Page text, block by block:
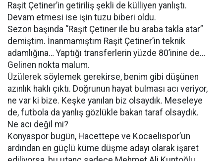
Raşit Çetiner’in getiriliş şekli de külliyen yanlıştı.
Devam etmesi ise işin tuzu biberi oldu.
Sezon başında “Raşit Çetiner ile bu araba takla atar”
demiştim. İnanmamıştım Raşit Çetiner’in teknik
adamlığına… Yaptığı transferlerin yüzde 80’inine de…
Gelinen nokta malum.
Üzülerek söylemek gerekirse, benim gibi düşünen
azınlık haklı çıktı. Doğrunun hayat bulması acı veriyor,
ne var ki bize. Keşke yanılan biz olsaydık. Meseleye
de, futbola da yanlış gözlükle bakan taraf olsaydık.
Ne acı değil mi?
Konyaspor bugün, Hacettepe ve Kocaelispor’un
ardından en güçlü küme düşme adayı olarak işaret